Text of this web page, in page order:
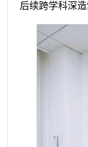
后续跨学科深造